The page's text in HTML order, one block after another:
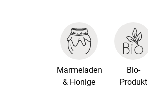
Marmeladen
& Honige
Bio-
Produkt